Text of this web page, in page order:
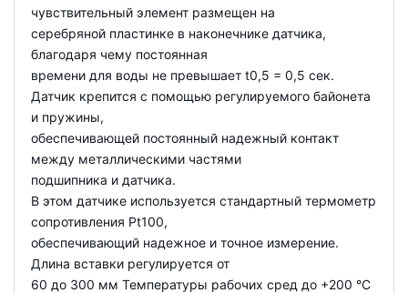
чувствительный элемент размещен на
серебряной пластинке в наконечнике датчика,
благодаря чему постоянная
времени для воды не превышает t0,5 = 0,5 сек.
Датчик крепится с помощью регулируемого байонета
и пружины,
обеспечивающей постоянный надежный контакт
между металлическими частями
подшипника и датчика.
В этом датчике используется стандартный термометр
сопротивления Pt100,
обеспечивающий надежное и точное измерение.
Длина вставки регулируется от
60 до 300 мм Температуры рабочих сред до +200 °C